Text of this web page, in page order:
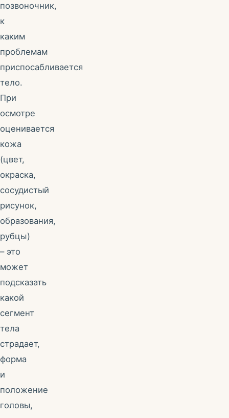
позвоночник,
к
каким
проблемам
приспосабливается
тело.
При
осмотре
оценивается
кожа
(цвет,
окраска,
сосудистый
рисунок,
образования,
рубцы)
– это
может
подсказать
какой
сегмент
тела
страдает,
форма
и
положение
головы,